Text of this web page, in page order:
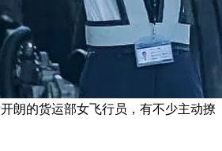
朗的货运部女飞行员，有不少主动撩